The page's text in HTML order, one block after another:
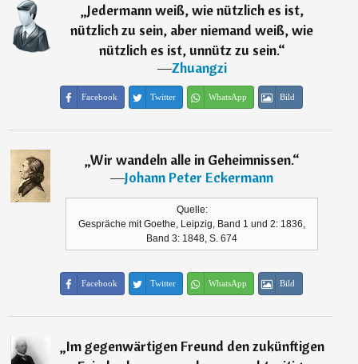
„Jedermann weiß, wie nützlich es ist,
nützlich zu sein, aber niemand weiß, wie
nützlich es ist, unnütz zu sein.“
―Zhuangzi
Facebook Twitter WhatsApp Bild
„Wir wandeln alle in Geheimnissen.“
―Johann Peter Eckermann
Quelle:
Gespräche mit Goethe, Leipzig, Band 1 und 2: 1836,
Band 3: 1848, S. 674
Facebook Twitter WhatsApp Bild
„Im gegenwärtigen Freund den zukünftigen